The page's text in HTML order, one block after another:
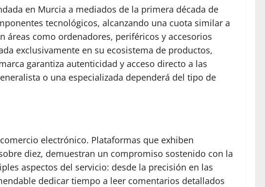
en Murcia a mediados de la primera década de
tecnológicos, alcanzando una cuota similar a
áreas como ordenadores, periféricos y accesorios
exclusivamente en su ecosistema de productos,
garantiza autenticidad y acceso directo a las
o una especializada dependerá del tipo de
electrónico. Plataformas que exhiben
diez, demuestran un compromiso sostenido con la
aspectos del servicio: desde la precisión en las
dedicar tiempo a leer comentarios detallados